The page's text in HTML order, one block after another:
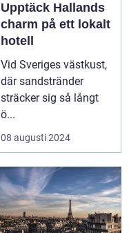
Upptäck Hallands
charm på ett lokalt
hotell
Vid Sveriges västkust,
där sandstränder
sträcker sig så långt
ö...
08 augusti 2024